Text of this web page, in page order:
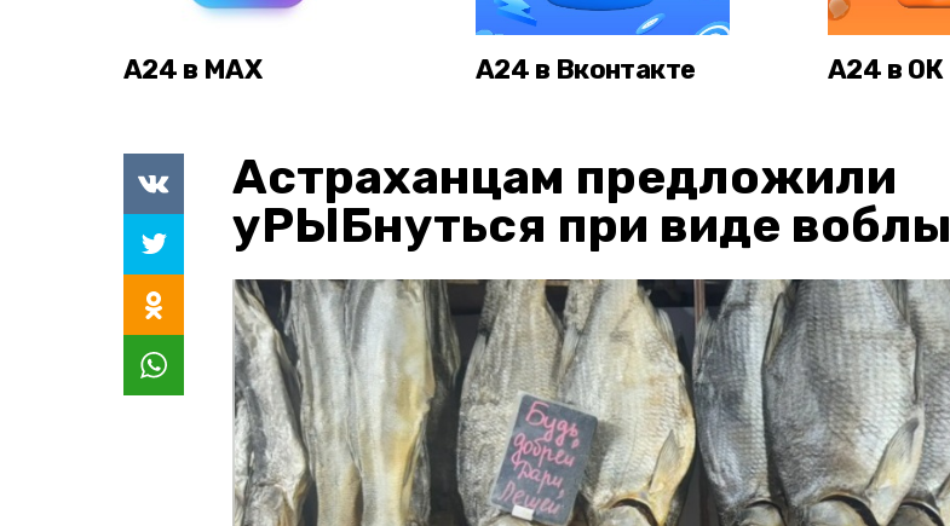
А24 в MAX А24 в Вконтакте А24 в ОК
Астраханцам предложили
уРЫБнуться при виде воблы